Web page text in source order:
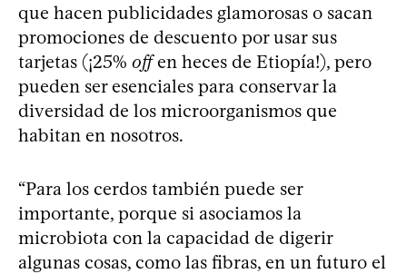
que hacen publicidades glamorosas o sacan
promociones de descuento por usar sus
tarjetas (¡25% offen heces de Etiopía!), pero
pueden ser esenciales para conservar la
diversidad de los microorganismos que
habitan en nosotros.
“Para los cerdos también puede ser
importante, porque si asociamos la
microbiota con la capacidad de digerir
algunas cosas, como las fibras, en un futuro el